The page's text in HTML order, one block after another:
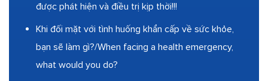
được phát hiện và điều trị kịp thời!!!
Khi đối mặt với tình huống khẩn cấp về sức khỏe,
bạn sẽ làm gì?/When facing a health emergency,
what would you do?